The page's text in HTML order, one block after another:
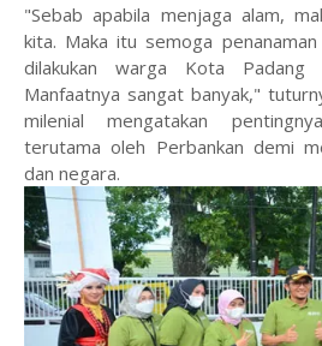
"Sebab apabila menjaga alam,
kita. Maka itu semoga
dilakukan warga Kota Padang
Manfaatnya sangat banyak,"
milenial mengatakan
terutama oleh Perbankan demi
dan negara.